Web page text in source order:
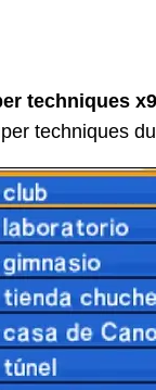
techniques
techniques